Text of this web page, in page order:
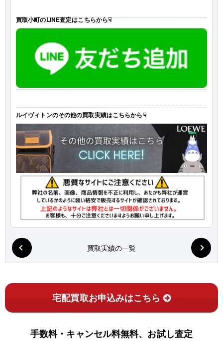
買取小町のLINE査定はこちらから☟
ルイヴィトンのその他の買取実績はこちらから☟
買取実績の一覧
宅配買取お申込みはこちら
手数料・キャンセル料無料、お試し査定